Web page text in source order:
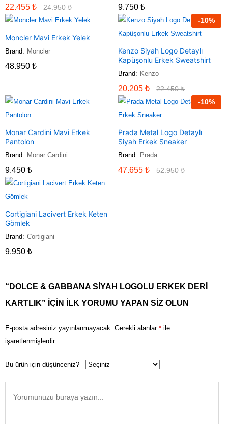
22.455 ₺ 24.950₺ 9.750₺
Moncler Mavi Erkek Yelek
Brand: Moncler
48.950 ₺
-10%
Kenzo Siyah Logo Detaylı
Kapüşonlu Erkek Sweatshirt
Brand: Kenzo
20.205₺ 22.450₺
Monar Cardini Mavi Erkek
Pantolon
Brand: Monar Cardini
9.450 ₺
-10%
Prada Metal Logo Detaylı
Siyah Erkek Sneaker
Brand: Prada
47.655₺ 52.950₺
Cortigiani Lacivert Erkek Keten
Gömlek
Brand: Cortigiani
9.950 ₺
“DOLCE & GABBANA SIYAH LOGOLU ERKEK DERI
KARTLIK” IÇIN ILK YORUMU YAPAN SIZ OLUN
E-posta adresiniz yayınlanmayacak. Gerekli alanlar * ile
işaretlenmişlerdir
Bu ürün için düşünceniz?